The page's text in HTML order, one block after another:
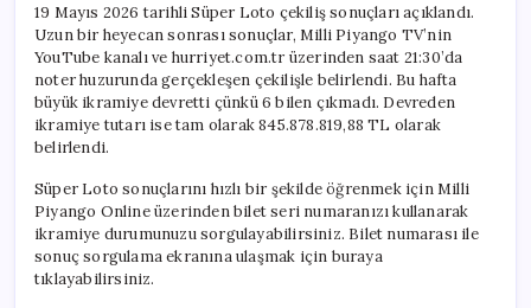
Çekiliş
Sonuçları
ve
İkramiye
Detayları
için
19 Mayıs 2026 tarihli Süper Loto çekiliş sonuçları açıklandı.
Uzun bir heyecan sonrası sonuçlar, Milli Piyango TV’nin
YouTube kanalı ve hurriyet.com.tr üzerinden saat 21:30’da
noter huzurunda gerçekleşen çekilişle belirlendi. Bu hafta
büyük ikramiye devretti çünkü 6 bilen çıkmadı. Devreden
ikramiye tutarı ise tam olarak 845.878.819,88 TL olarak
belirlendi.
Süper Loto sonuçlarını hızlı bir şekilde öğrenmek için Milli
Piyango Online üzerinden bilet seri numaranızı kullanarak
ikramiye durumunuzu sorgulayabilirsiniz. Bilet numarası ile
sonuç sorgulama ekranına ulaşmak için buraya
tıklayabilirsiniz.